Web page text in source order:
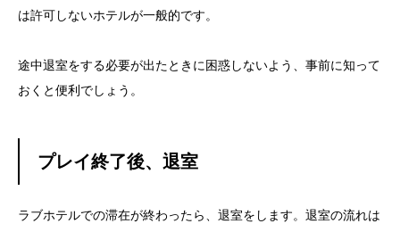
は許可しないホテルが一般的です。
途中退室をする必要が出たときに困惑しないよう、事前に知って
おくと便利でしょう。
プレイ終了後、退室
ラブホテルでの滞在が終わったら、退室をします。退室の流れは